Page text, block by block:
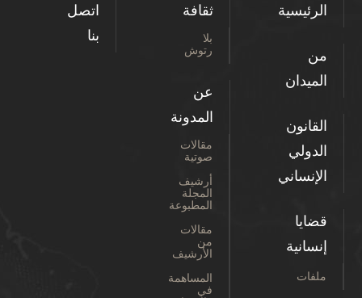
الرئيسية
من
الميدان
القانون
الدولي
الإنساني
قضايا
إنسانية
ملفات
ثقافة
بلا
رتوش
عن
المدونة
مقالات
صوتية
أرشيف
المجلة
المطبوعة
مقالات
من
الأرشيف
المساهمة
في
اتصل
بنا